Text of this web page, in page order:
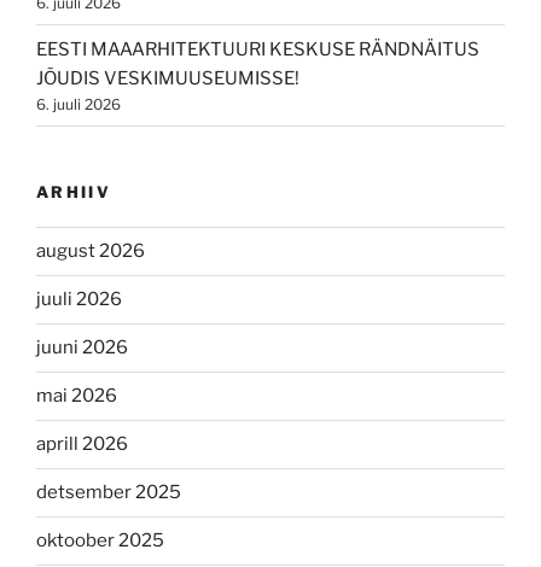
EESTI MAAARHITEKTUURI KESKUSE RÄNDNÄITUS
JÕUDIS VESKIMUUSEUMISSE!
6. juuli 2026
ARHIIV
august 2026
juuli 2026
juuni 2026
mai 2026
aprill 2026
detsember 2025
oktoober 2025